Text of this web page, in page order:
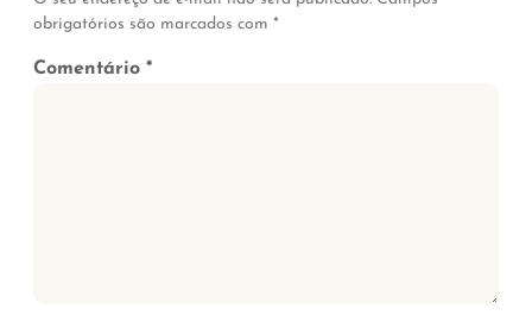
obrigatórios são marcados com *
Comentário *